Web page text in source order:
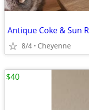
Antique Coke & Sun
8/4 Cheyenne
$40